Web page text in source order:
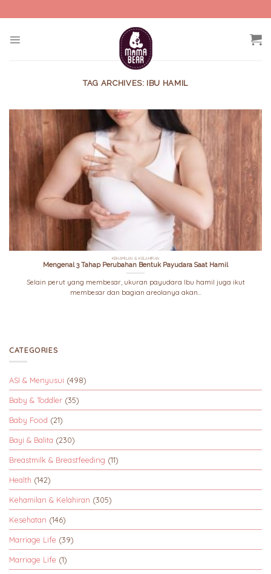
to
TAG ARCHIVES: IBU HAMIL
KEHAMILAN & KELAHIRAN
Mengenal 3 Tahap Perubahan Bentuk Payudara Saat Hamil
Selain perut yang membesar, ukuran payudara Ibu hamil juga ikut
membesar dan bagian areolanya akan...
CATEGORIES
ASI & Menyusui (498)
Baby & Toddler (35)
Baby Food (21)
Bayi & Balita (230)
Breastmilk & Breastfeeding (11)
Health (142)
Kehamilan & Kelahiran (305)
Kesehatan (146)
Marriage Life (39)
Marriage Life (1)